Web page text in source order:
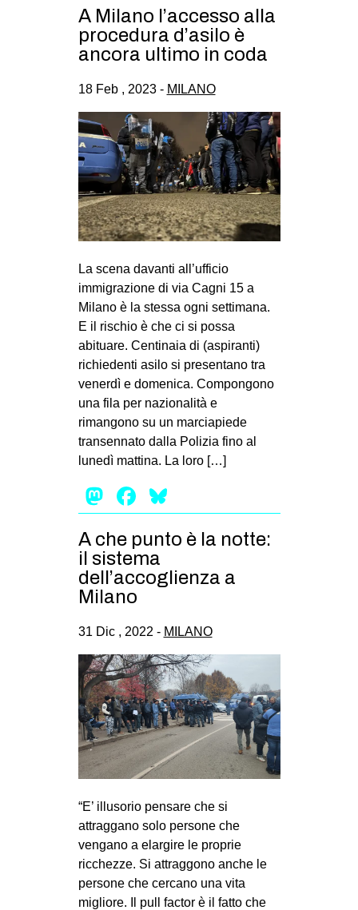
STUDENTI
CULTURE
MANIFESTI
MUSICA
RECENSIONI
INTERNAZIONALE
AMERICHE
ESTREMO ORIENTE
EUROPA
MEDIO ORIENTE
MONDO
in
SEARCH
A Milano l’accesso alla
procedura d’asilo è
ancora ultimo in coda
18 Feb , 2023 - MILANO
La scena davanti all’ufficio
immigrazione di via Cagni 15 a
Milano è la stessa ogni settimana.
E il rischio è che ci si possa
abituare. Centinaia di (aspiranti)
richiedenti asilo si presentano tra
venerdì e domenica. Compongono
una fila per nazionalità e
rimangono su un marciapiede
transennato dalla Polizia fino al
lunedì mattina. La loro […]
Mastodon
Facebook
A che punto è la notte:
il sistema
dell’accoglienza a
Milano
31 Dic , 2022 - MILANO
“E’ illusorio pensare che si
attraggano solo persone che
vengano a elargire le proprie
ricchezze. Si attraggono anche le
persone che cercano una vita
migliore. Il pull factor è il fatto che